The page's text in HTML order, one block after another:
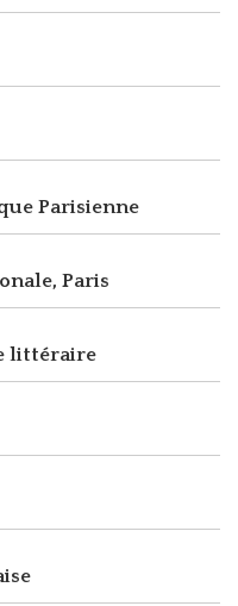
Parisienne
Paris
littéraire